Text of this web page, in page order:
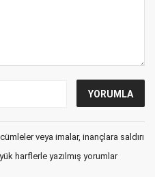
veya imalar, inançlara saldırı
harflerle yazılmış yorumlar